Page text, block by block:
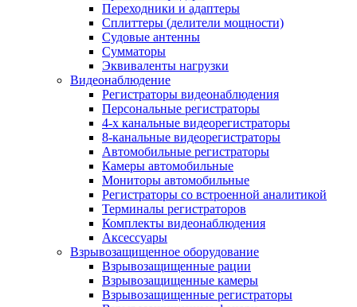
Переходники и адаптеры
Сплиттеры (делители мощности)
Судовые антенны
Сумматоры
Эквиваленты нагрузки
Видеонаблюдение
Регистраторы видеонаблюдения
Персональные регистраторы
4-х канальные видеорегистраторы
8-канальные видеорегистраторы
Автомобильные регистраторы
Камеры автомобильные
Мониторы автомобильные
Регистраторы со встроенной аналитикой
Терминалы регистраторов
Комплекты видеонаблюдения
Аксессуары
Взрывозащищенное оборудование
Взрывозащищенные рации
Взрывозащищенные камеры
Взрывозащищенные регистраторы